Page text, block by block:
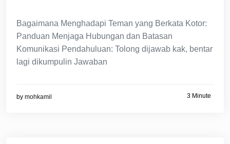
Bagaimana Menghadapi Teman yang Berkata Kotor:
Panduan Menjaga Hubungan dan Batasan
Komunikasi Pendahuluan: Tolong dijawab kak, bentar
lagi dikumpulin Jawaban
by mohkamil 3 Minute